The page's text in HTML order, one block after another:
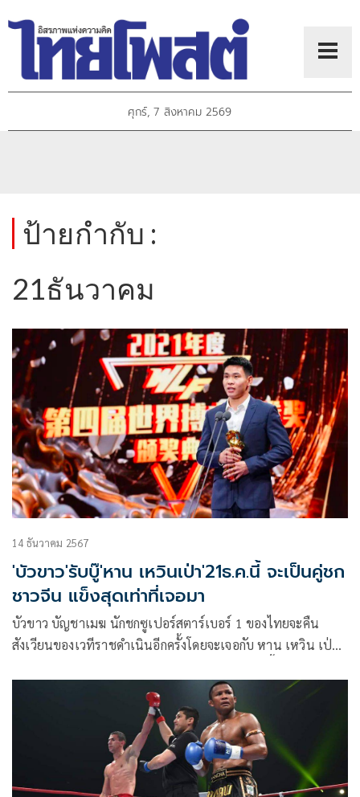
ศุกร์, 7 สิงหาคม 2569
ป้ายกำกับ :
21ธันวาคม
14 ธันวาคม 2567
'บัวขาว'รับบู๊'หาน เหวินเป่า'21ธ.ค.นี้ จะเป็นคู่ชก
ชาวจีน แข็งสุดเท่าที่เจอมา
บัวขาว บัญชาเมฆ นักชกซูเปอร์สตาร์เบอร์ 1 ของไทยจะคืน
สังเวียนของเวทีราชดำเนินอีกครั้งโดยจะเจอกับ หาน เหวิน เป่า
ย่างก้าวเข้าสู่ปีที่ 80 ของสนามมวยราชดำเนิน